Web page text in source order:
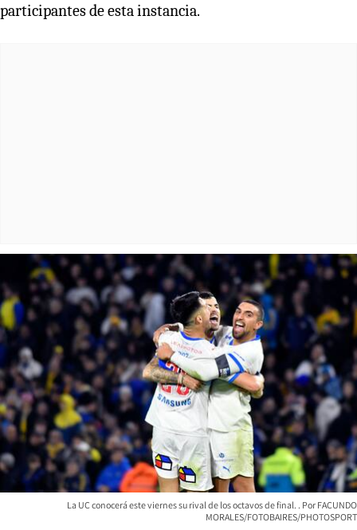
participantes de esta instancia.
La UC conocerá este viernes su rival de los octavos de final.
FACUNDO
MORALES/FOTOBAIRES/PHOTOSPORT